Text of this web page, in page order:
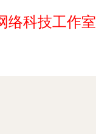
络科技工作室